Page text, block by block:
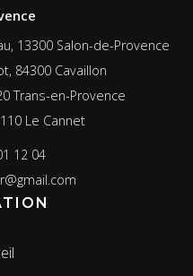
13300 Salon-de-Provence
84300 Cavaillon
Trans-en-Provence
Le Cannet
12 04